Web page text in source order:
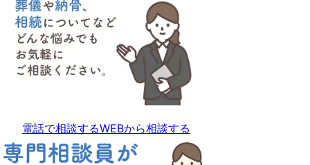
電話で相談するWEBから相談する